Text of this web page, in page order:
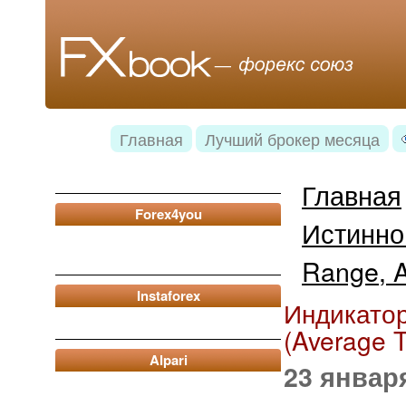
Главная Лучший брокер месяца
Forex4you
Instaforex
Alpari
Главная
Range,
(Average
23